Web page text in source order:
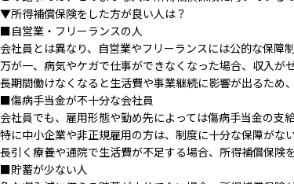
▼所得補償保険をした方が良い人は？
■自営業・フリーランスの人
会社員とは異なり、自営業やフリーランスには公的な保障
万が一、病気やケガで仕事ができなくなった場合、収入が
長期間働けなくなると生活費や事業継続に影響が出るため
■傷病手当金が不十分な会社員
会社員でも、雇用形態や勤め先によっては傷病手当金の支
特に中小企業や非正規雇用の方は、制度に十分な保障がな
長引く療養や通院で生活費が不足する場合、所得補償保険
■貯蓄が少ない人